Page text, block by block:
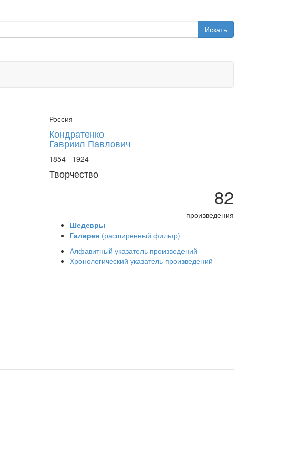
Искать
Россия
Кондратенко
Гавриил Павлович
1854 - 1924
Творчество
82
произведения
Шедевры
Галерея (расширенный фильтр)
Алфавитный указатель произведений
Хронологический указатель произведений